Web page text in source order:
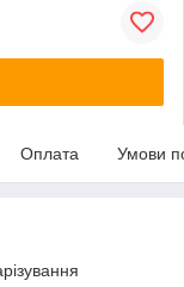
Оплата Умови